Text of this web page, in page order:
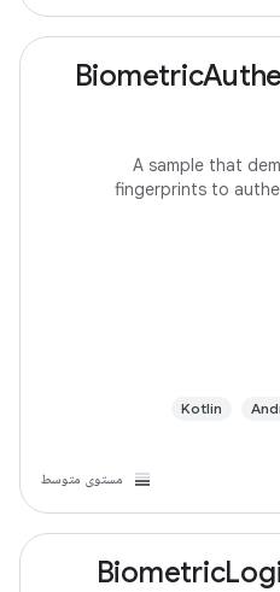
A sample that
fingerprints to
Kotlin
مستوى متوسط